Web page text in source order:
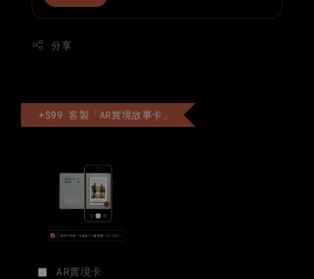
分享
+$99 客製「AR實境故事卡」
AR實境卡